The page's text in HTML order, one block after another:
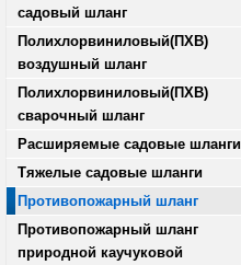
садовый шланг
Полихлорвиниловый(ПХВ)
воздушный шланг
Полихлорвиниловый(ПХВ)
сварочный шланг
Расширяемые садовые шланги
Тяжелые садовые шланги
Противопожарный шланг
Противопожарный шланг
природной каучуковой